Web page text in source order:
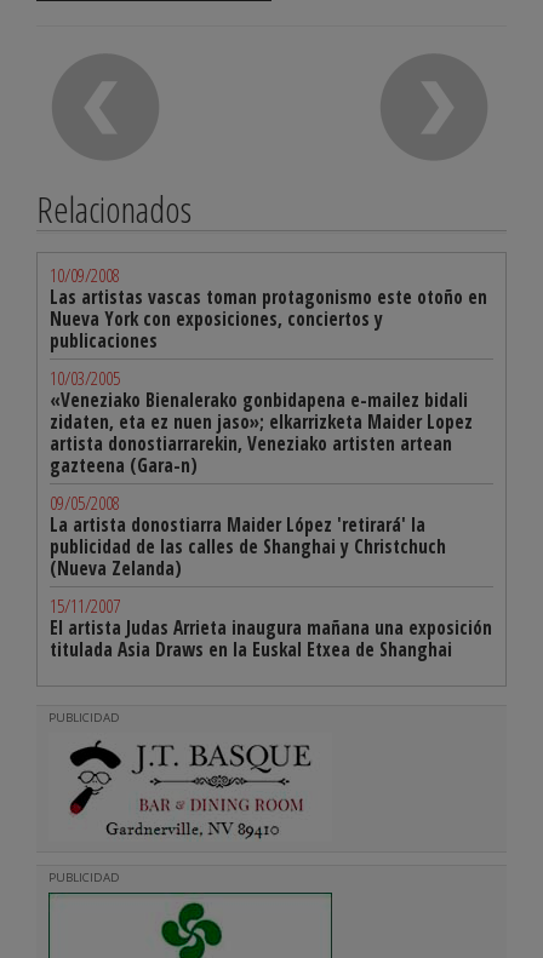
Relacionados
10/09/2008
Las artistas vascas toman protagonismo este otoño en
Nueva York con exposiciones, conciertos y
publicaciones
10/03/2005
«Veneziako Bienalerako gonbidapena e-mailez bidali
zidaten, eta ez nuen jaso»; elkarrizketa Maider Lopez
artista donostiarrarekin, Veneziako artisten artean
gazteena (Gara-n)
09/05/2008
La artista donostiarra Maider López 'retirará' la
publicidad de las calles de Shanghai y Christchuch
(Nueva Zelanda)
15/11/2007
El artista Judas Arrieta inaugura mañana una exposición
titulada Asia Draws en la Euskal Etxea de Shanghai
PUBLICIDAD
PUBLICIDAD